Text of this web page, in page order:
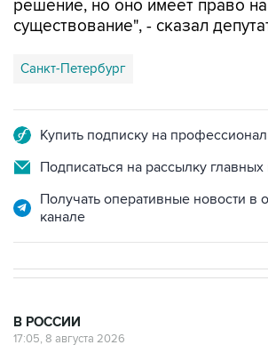
Санкт-Петербург
Подписаться на рассылку главных
Получать оперативные новости в
Пляжи в Геленджике